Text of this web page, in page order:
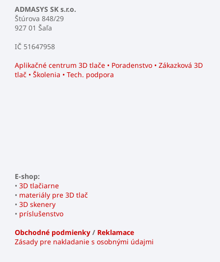
ADMASYS SK s.r.o.
Štúrova 848/29
927 01 Šaľa
IČ 51647958
Aplikačné centrum 3D tlače • Poradenstvo • Zákazková 3D
tlač • Školenia • Tech. podpora
E-shop:
• 3D tlačiarne
• materiály pre 3D tlač
• 3D skenery
• príslušenstvo
Obchodné podmienky / Reklamace
Zásady pre nakladanie s osobnými údajmi